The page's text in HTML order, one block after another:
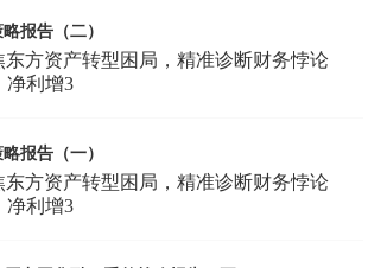
报告（二）
方资产转型困局，精准诊断财务悖论
净利增3
报告（一）
方资产转型困局，精准诊断财务悖论
净利增3